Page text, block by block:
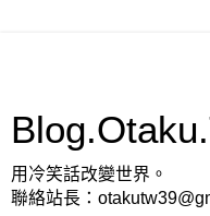
用冷笑話改變世界。
聯絡站長：